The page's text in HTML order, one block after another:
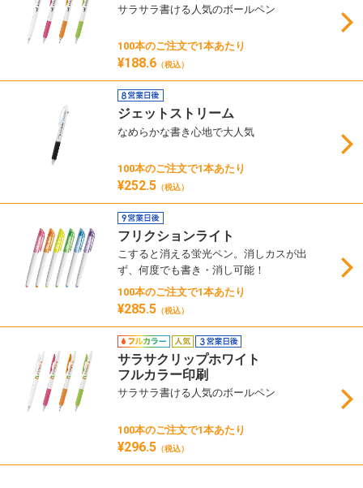
サラサラ書ける人気のボールペン
100本のご注文で1本あたり
¥188.6 （税込）
ジェットストリーム
なめらかな書き心地で大人気
100本のご注文で1本あたり
¥252.5 （税込）
フリクションライト
こすると消える蛍光ペン。消しカスが出
ず、何度でも書き・消し可能！
100本のご注文で1本あたり
¥285.5 （税込）
サラサクリップホワイト
フルカラー印刷
サラサラ書ける人気のボールペン
100本のご注文で1本あたり
¥296.5 （税込）